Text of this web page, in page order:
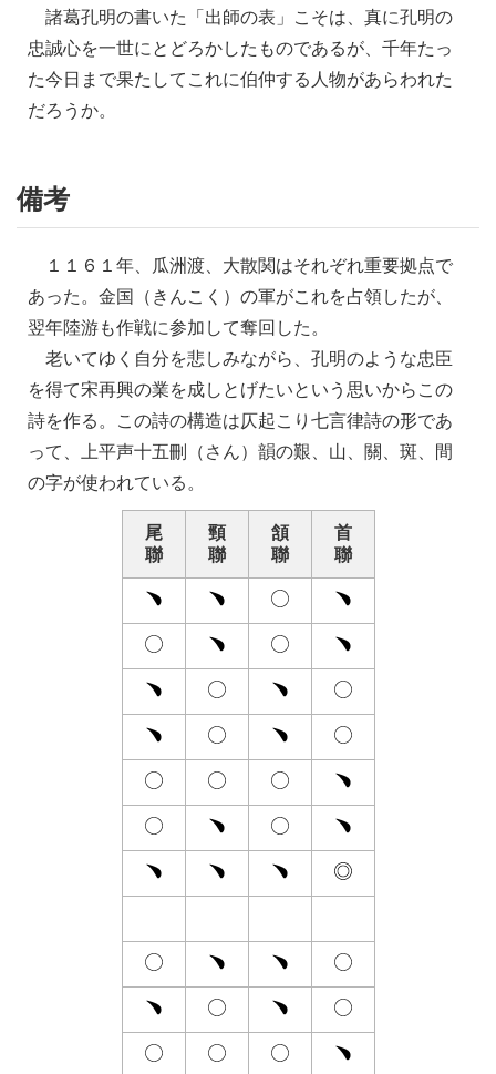
諸葛孔明の書いた「出師の表」こそは、真に孔明の
忠誠心を一世にとどろかしたものであるが、千年たっ
た今日まで果たしてこれに伯仲する人物があらわれた
だろうか。
備考
１１６１年、瓜洲渡、大散関はそれぞれ重要拠点で
あった。金国（きんこく）の軍がこれを占領したが、
翌年陸游も作戦に参加して奪回した。
老いてゆく自分を悲しみながら、孔明のような忠臣
を得て宋再興の業を成しとげたいという思いからこの
詩を作る。この詩の構造は仄起こり七言律詩の形であ
って、上平声十五刪（さん）韻の艱、山、關、斑、間
の字が使われている。
尾
聯
頸
聯
頷
聯
首
聯